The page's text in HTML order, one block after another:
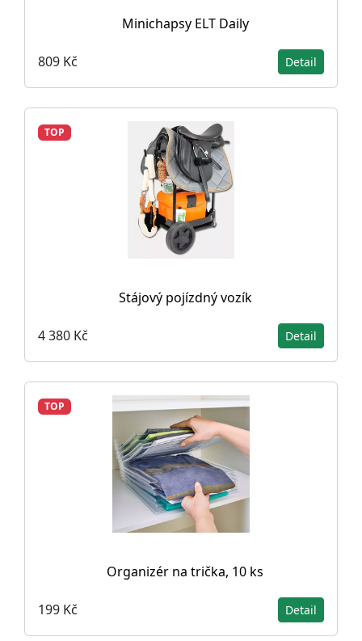
Minichapsy ELT Daily
809 Kč Detail
TOP
Stájový pojízdný vozík
4 380 Kč Detail
TOP
Organizér na trička, 10 ks
199 Kč Detail